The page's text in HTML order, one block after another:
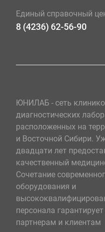
Единый справочный
8 (4236) 62-56-90
ЮНИЛАБ - сеть
диагностических
расположенных на
и Восточной Сибири.
двадцати лет
качественный
Сочетание
оборудования и
персонала
партнерам и клиентам